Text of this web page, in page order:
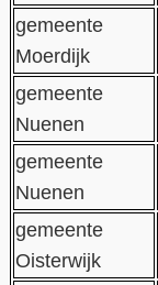
gemeente
Moerdijk
gemeente
Nuenen
gemeente
Nuenen
gemeente
Oisterwijk